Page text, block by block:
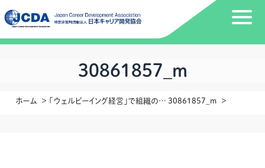
30861857_m
ホーム 「ウェルビーイング経営」で組織の未来をひらく～会員向けセミナーに向けての準備が始まりました～ 30861857_m